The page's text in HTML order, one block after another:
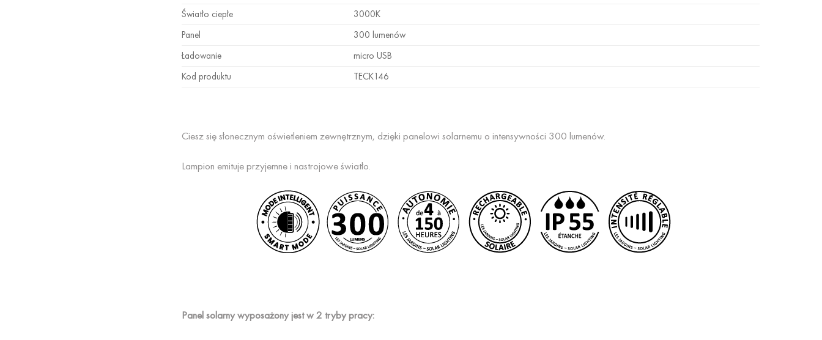
Światło ciepłe
3000K
Panel
300 lumenów
Ładowanie
micro USB
Kod produktu
TECK146
Ciesz się słonecznym oświetleniem zewnętrznym, dzięki panelowi solarnemu o intensywności 300 lumenów.
Lampion emituje przyjemne i nastrojowe światło.
Panel solarny wyposażony jest w 2 tryby pracy: